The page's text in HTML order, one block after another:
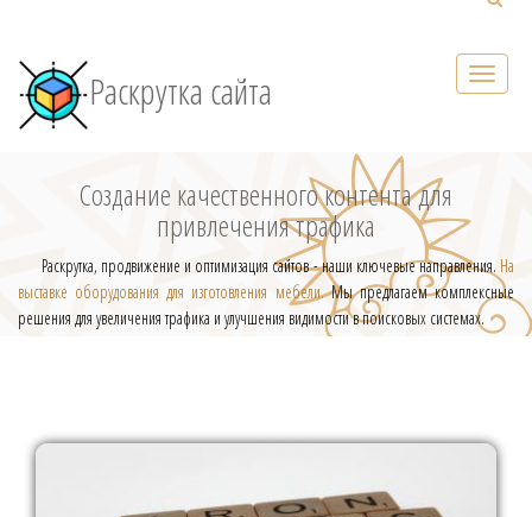
Раскрутка сайта
Создание качественного контента для
привлечения трафика
Раскрутка, продвижение и оптимизация сайтов - наши ключевые направления. На
выставке оборудования для изготовления мебели.Мы предлагаем комплексные
решения для увеличения трафика и улучшения видимости в поисковых системах.